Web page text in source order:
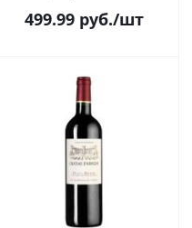
499.99руб./шт